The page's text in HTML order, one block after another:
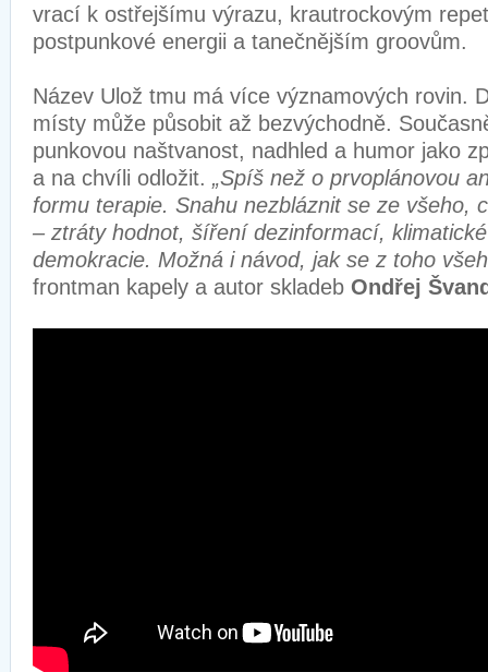
vrací k ostřejšímu výrazu, krautrockovým
postpunkové energii a tanečnějším groovům.
Název Ulož tmu má více významových rovin.
místy může působit až bezvýchodně.
punkovou naštvanost, nadhled a humor jako
a na chvíli odložit. „Spíš než o prvoplánovou
formu terapie. Snahu nezbláznit se ze všeho,
– ztráty hodnot, šíření dezinformací,
demokracie. Možná i návod, jak se z toho
frontman kapely a autor skladeb Ondřej